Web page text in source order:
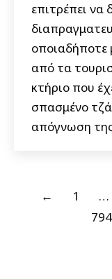
επιτρέπει να
οποιαδήποτε
από τα
κτήριο που
σπασμένο
απόγνωση
← 1 …
794